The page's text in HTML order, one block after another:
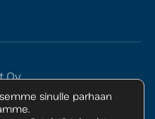
Oy
sinulle parhaan